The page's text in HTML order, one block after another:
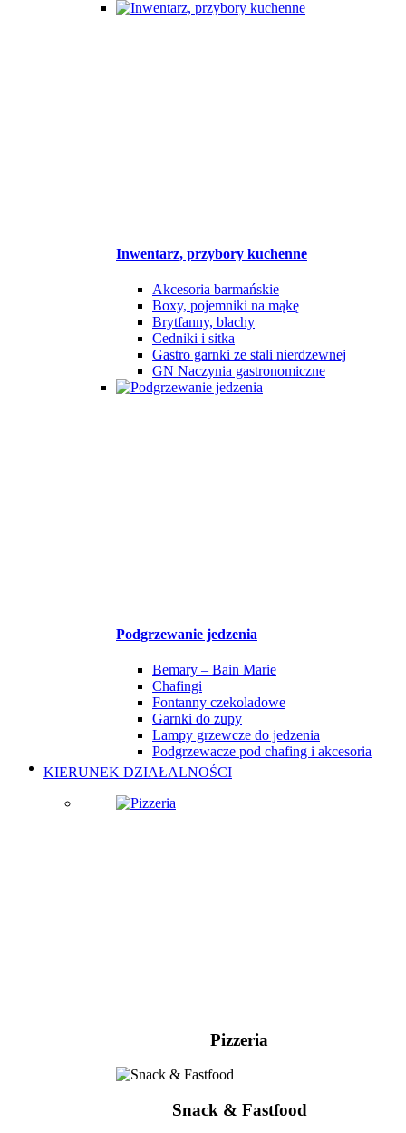
Inwentarz, przybory kuchenne
Akcesoria barmańskie
Boxy, pojemniki na mąkę
Brytfanny, blachy
Cedniki i sitka
Gastro garnki ze stali nierdzewnej
GN Naczynia gastronomiczne
Podgrzewanie jedzenia
Bemary – Bain Marie
Chafingi
Fontanny czekoladowe
Garnki do zupy
Lampy grzewcze do jedzenia
Podgrzewacze pod chafing i akcesoria
KIERUNEK DZIAŁALNOŚCI
Pizzeria
Snack & Fastfood